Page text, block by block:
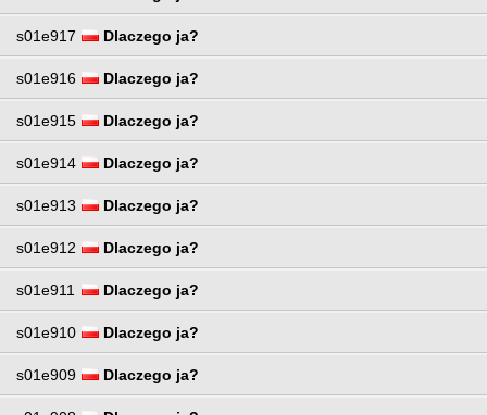
s01e917 Dlaczego ja?
s01e916 Dlaczego ja?
s01e915 Dlaczego ja?
s01e914 Dlaczego ja?
s01e913 Dlaczego ja?
s01e912 Dlaczego ja?
s01e911 Dlaczego ja?
s01e910 Dlaczego ja?
s01e909 Dlaczego ja?